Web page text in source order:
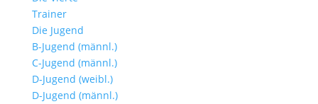
Trainer
Die Jugend
B-Jugend (männl.)
C-Jugend (männl.)
D-Jugend (weibl.)
D-Jugend (männl.)